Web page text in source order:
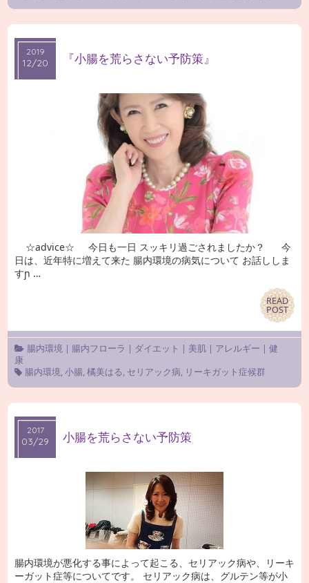
2019
12/20
2019
12/20 『小腸を荒らさない予防策』
☆advice☆ 今日も一日 スッキリ過ごされましたか？ 今
日は、近年特に増えて来た 腸内環境の病気について お話ししま
すɲ …
READ
POST
READ
POST
腸内環境| 腸内フローラ | ダイエット | 美肌| アレルギー | 健
康
腸内環境,小腸,橘美はる, セリアック病, リーキガット症候群
2017
03/29
2017
03/29 小腸を荒らさない予防策
腸内環境が悪化する事によって起こる、セリアック病や、リーキ
ーガット症等についてです。 セリアック病は、グルテン等が小